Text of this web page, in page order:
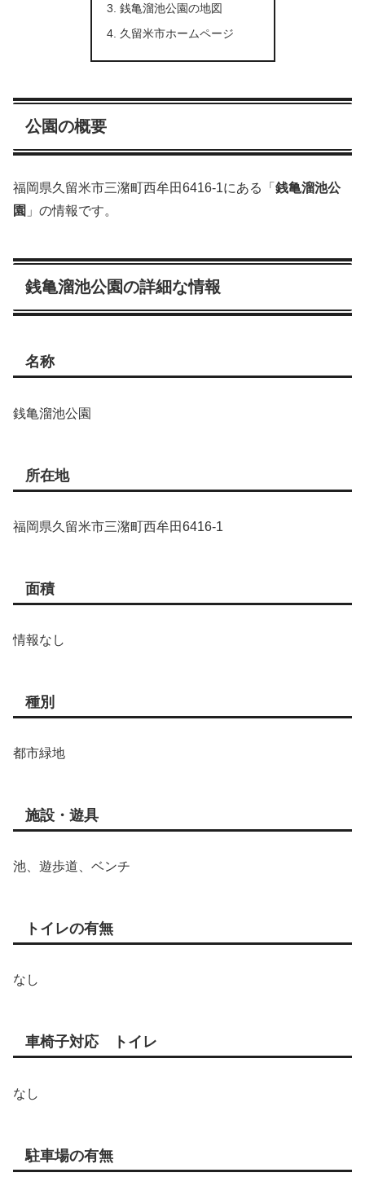
銭亀溜池公園の地図
久留米市ホームページ
公園の概要
福岡県久留米市三潴町西牟田6416-1にある「 銭亀溜池公
園 」の情報です。
銭亀溜池公園の詳細な情報
名称
銭亀溜池公園
所在地
福岡県久留米市三潴町西牟田6416-1
面積
情報なし
種別
都市緑地
施設・遊具
池、遊歩道、ベンチ
トイレの有無
なし
車椅子対応 トイレ
なし
駐車場の有無